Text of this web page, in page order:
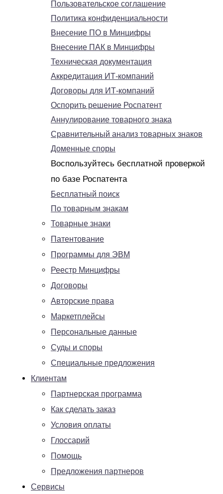
Пользовательское соглашение
Политика конфиденциальности
Внесение ПО в Минцифры
Внесение ПАК в Минцифры
Техническая документация
Аккредитация ИТ-компаний
Договоры для ИТ-компаний
Оспорить решение Роспатент
Аннулирование товарного знака
Сравнительный анализ товарных знаков
Доменные споры
Воспользуйтесь бесплатной проверкой
по базе Роспатента
Бесплатный поиск
По товарным знакам
Товарные знаки
Патентование
Программы для ЭВМ
Реестр Минцифры
Договоры
Авторские права
Маркетплейсы
Персональные данные
Суды и споры
Специальные предложения
Клиентам
Партнерская программа
Как сделать заказ
Условия оплаты
Глоссарий
Помощь
Предложения партнеров
Сервисы